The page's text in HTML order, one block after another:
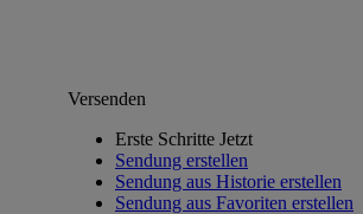
Versenden
Erste Schritte Jetzt
Sendung erstellen
Sendung aus Historie erstellen
Sendung aus Favoriten erstellen